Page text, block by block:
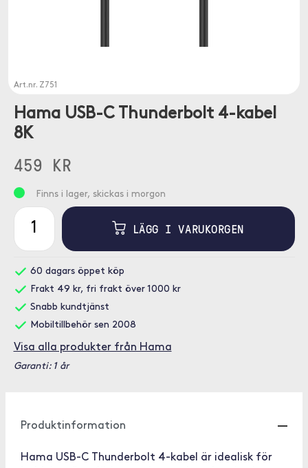
Art.nr. Z751
Hama USB-C Thunderbolt 4-kabel
8K
459 KR
Finns i lager, skickas i morgon
LÄGG I VARUKORGEN
60 dagars öppet köp
Frakt 49 kr, fri frakt över 1000 kr
Snabb kundtjänst
Mobiltillbehör sen 2008
Visa alla produkter från Hama
Garanti: 1 år
Produktinformation
Hama USB-C Thunderbolt 4-kabel är idealisk för